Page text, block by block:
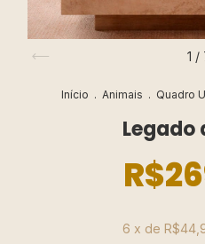
1 /
Início . Animais . Quadro
Legado
6 x de